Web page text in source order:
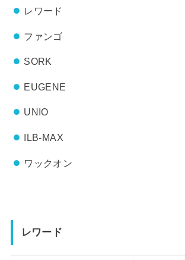
レワード
ファンゴ
SORK
EUGENE
UNIO
ILB-MAX
ワックオン
レワード